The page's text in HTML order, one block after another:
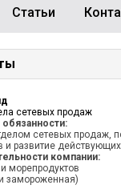
Cтатьи
сетевых продаж
сетевых продаж,
и развитие
компании:
морепродуктов
замороженная)